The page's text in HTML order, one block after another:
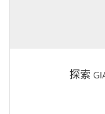
探索